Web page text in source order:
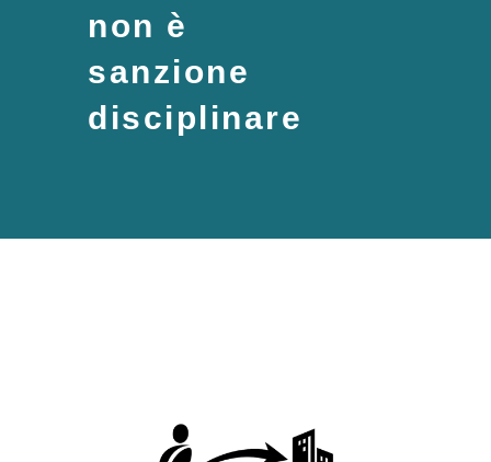
non è
sanzione
disciplinare